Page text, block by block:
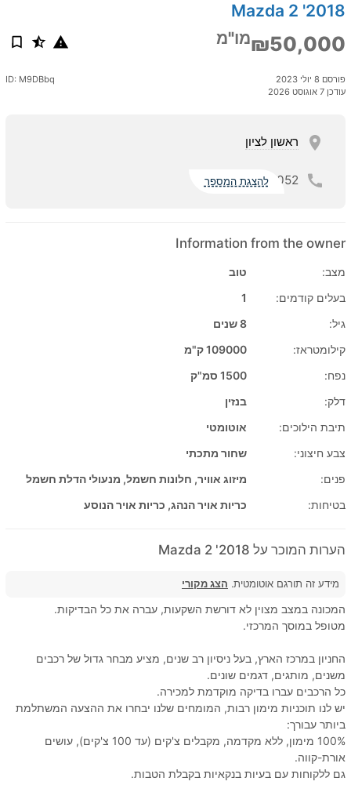
2018' Mazda 2
₪50,000מו"מ
פורסם 8 יולי 2023
עודכן 7 אוגוסט 2026
ID: M9DBbq
ראשון לציון
052 להצגת המספר
Information from the owner
מצב:
טוב
בעלים קודמים:
1
גיל:
8 שנים
קילומטראז:
109000 ק"מ
נפח:
1500 סמ"ק
דלק:
בנזין
תיבת הילוכים:
אוטומטי
צבע חיצוני:
שחור מתכתי
פנים:
מיזוג אוויר, חלונות חשמל, מנעולי הדלת חשמל
בטיחות:
כריות אויר הנהג, כריות אויר הנוסע
הערות המוכר על 2018' Mazda 2
מידע זה תורגם אוטומטית. הצג מקורי
המכונה במצב מצוין לא דורשת השקעות, עברה את כל הבדיקות.
מטופל במוסך המרכזי.
החניון במרכז הארץ, בעל ניסיון רב שנים, מציע מבחר גדול של רכבים
משנים, מותגים, דגמים שונים.
כל הרכבים עברו בדיקה מוקדמת למכירה.
יש לנו תוכניות מימון רבות, המומחים שלנו יבחרו את ההצעה המשתלמת
ביותר עבורך:
100% מימון, ללא מקדמה, מקבלים צ'קים (עד 100 צ'קים), עושים
אורת-קווה.
גם ללקוחות עם בעיות בנקאיות בקבלת הטבות.